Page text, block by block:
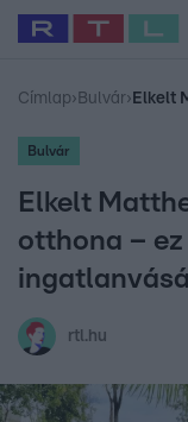
Legfrissebb RTL Híradó
Babits Marcella
Címlap› Bulvár›
Bulvár
Elkelt
otthona –
rtl.hu